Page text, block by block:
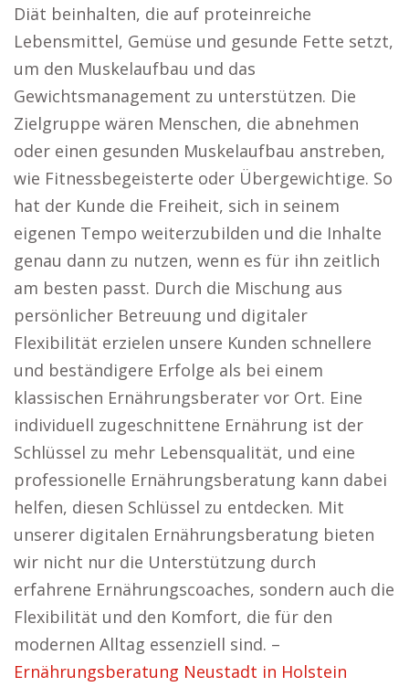
Diät beinhalten, die auf proteinreiche
Lebensmittel, Gemüse und gesunde Fette setzt,
um den Muskelaufbau und das
Gewichtsmanagement zu unterstützen. Die
Zielgruppe wären Menschen, die abnehmen
oder einen gesunden Muskelaufbau anstreben,
wie Fitnessbegeisterte oder Übergewichtige. So
hat der Kunde die Freiheit, sich in seinem
eigenen Tempo weiterzubilden und die Inhalte
genau dann zu nutzen, wenn es für ihn zeitlich
am besten passt. Durch die Mischung aus
persönlicher Betreuung und digitaler
Flexibilität erzielen unsere Kunden schnellere
und beständigere Erfolge als bei einem
klassischen Ernährungsberater vor Ort. Eine
individuell zugeschnittene Ernährung ist der
Schlüssel zu mehr Lebensqualität, und eine
professionelle Ernährungsberatung kann dabei
helfen, diesen Schlüssel zu entdecken. Mit
unserer digitalen Ernährungsberatung bieten
wir nicht nur die Unterstützung durch
erfahrene Ernährungscoaches, sondern auch die
Flexibilität und den Komfort, die für den
modernen Alltag essenziell sind. –
Ernährungsberatung Neustadt in Holstein